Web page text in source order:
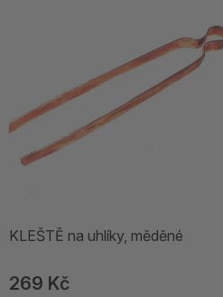
KLEŠTĚ na uhlíky, měděné
269 Kč